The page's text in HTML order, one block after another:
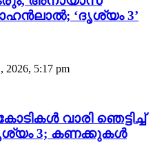
‘ദൃശ്യം 3’
2026, 5:17 pm
വാരി ഞെട്ടിച്ച്
3; കണക്കുകൾ